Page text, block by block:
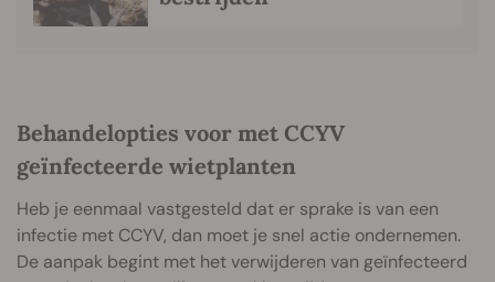
Behandelopties voor met CCYV
geïnfecteerde wietplanten
Heb je eenmaal vastgesteld dat er sprake is van een
infectie met CCYV, dan moet je snel actie ondernemen.
De aanpak begint met het verwijderen van geïnfecteerd